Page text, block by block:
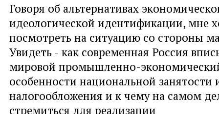
Говоря об альтернативах
идеологической идентификации, мне
посмотреть на ситуацию со стороны
Увидеть - как современная Россия
мировой промышленно-
особенности национальной занятости
налогообложения и к чему на самом
стремиться для реализации